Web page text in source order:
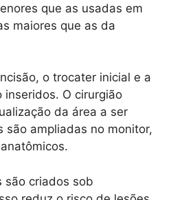
que as usadas em
maiores que as da
o trocater inicial e a
inseridos. O cirurgião
da área a ser
são ampliadas no monitor,
são criados sob